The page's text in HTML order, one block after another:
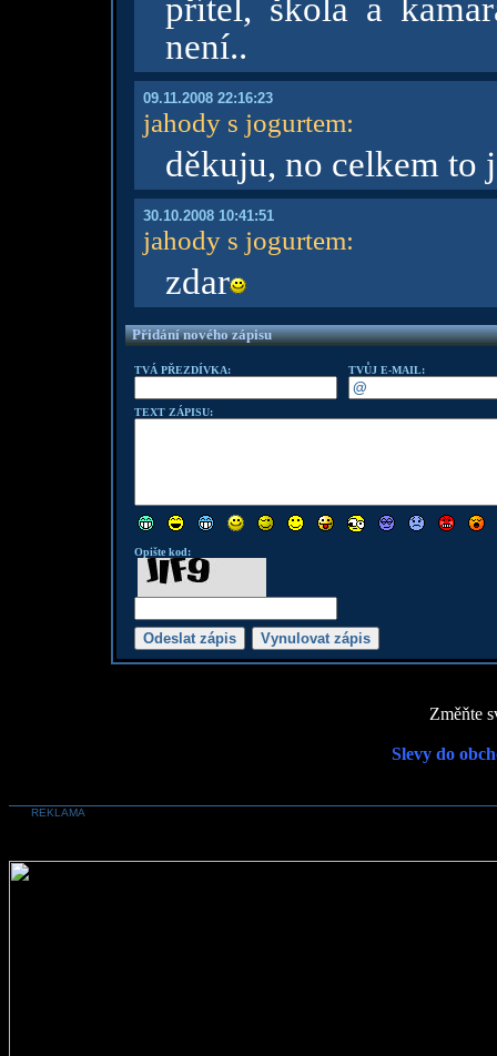
přítel, škola a
není..
09.11.2008 22:16:23
jahody s jogurtem:
děkuju, no celkem to
30.10.2008 10:41:51
jahody s jogurtem:
zdar
Přidání nového zápisu
TVÁ PŘEZDÍVKA: TVŮJ E-MAIL:
TEXT ZÁPISU:
Opište kod:
Změňte
Slevy do
REKLAMA